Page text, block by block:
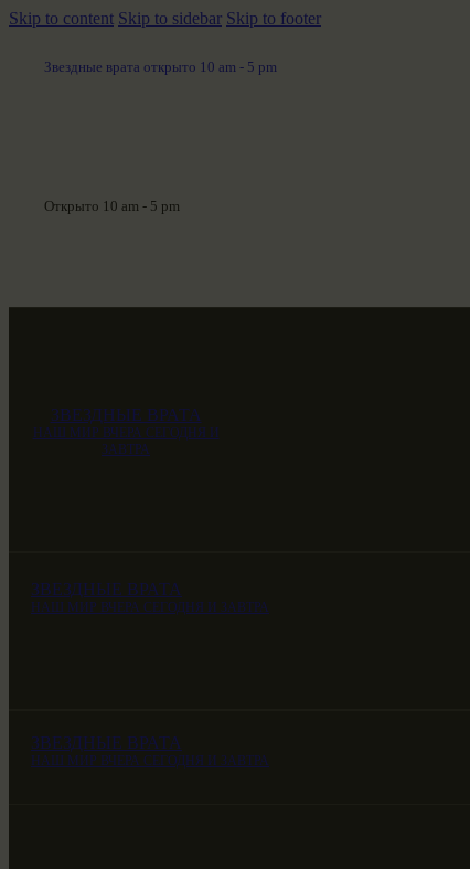
Skip to content Skip to sidebar Skip to footer
Звездные врата открыто 10 am - 5 pm
Открыто 10 am - 5 pm
ЗВЕЗДНЫЕ ВРАТА
НАШ МИР ВЧЕРА СЕГОДНЯ И
ЗАВТРА
ЗВЕЗДНЫЕ ВРАТА
НАШ МИР ВЧЕРА СЕГОДНЯ И ЗАВТРА
ЗВЕЗДНЫЕ ВРАТА
НАШ МИР ВЧЕРА СЕГОДНЯ И ЗАВТРА